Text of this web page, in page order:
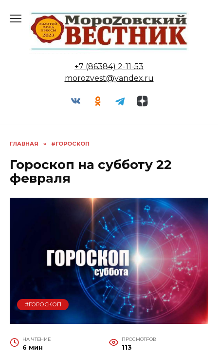
содержанию
+7 (86384) 2-11-53
morozvest@yandex.ru
ГЛАВНАЯ » #ГОРОСКОП
Гороскоп на субботу 22
февраля
#ГОРОСКОП
НА ЧТЕНИЕ
6 мин
ПРОСМОТРОВ
113